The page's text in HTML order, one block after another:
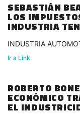
SEBASTIÁN
LOS
INDUSTRIA
INDUSTRIA
Ir a Link
ROBERTO
ECONÓMICO
EL